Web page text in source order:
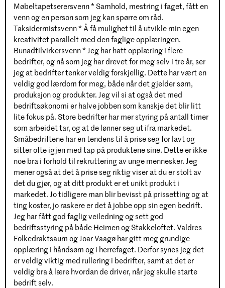
Møbeltapetserersvenn * Samhold, mestring i faget, fått en
venn og en person som jeg kan spørre om råd.
Taksidermistsvenn * Å få mulighet til å utvikle min egen
kreativitet parallelt med den faglige opplæringen.
Bunadtilvirkersvenn * Jeg har hatt opplæring i flere
bedrifter, og nå som jeg har drevet for meg selv i tre år, ser
jeg at bedrifter tenker veldig forskjellig. Dette har vært en
veldig god lærdom for meg, både når det gjelder søm,
produksjon og produkter. Jeg vil si at også det med
bedriftsøkonomi er halve jobben som kanskje det blir litt
lite fokus på. Store bedrifter har mer styring på antall timer
som arbeidet tar, og at de lønner seg ut ifra markedet.
Småbedriftene har en tendens til å prise seg for lavt og
sitter ofte igjen med tap på produktene sine. Dette er ikke
noe bra i forhold til rekruttering av unge mennesker. Jeg
mener også at det å prise seg riktig viser at du er stolt av
det du gjør, og at ditt produkt er et unikt produkt i
markedet. Jo tidligere man blir bevisst på prissetting og at
ting koster, jo raskere er det å jobbe opp sin egen bedrift.
Jeg har fått god faglig veiledning og sett god
bedriftsstyring på både Heimen og Stakkeloftet. Valdres
Folkedraktsaum og Joar Vaagø har gitt meg grundige
opplæring i håndsøm og i herrefaget. Derfor synes jeg det
er veldig viktig med rullering i bedrifter, samt at det er
veldig bra å lære hvordan de driver, når jeg skulle starte
bedrift selv.